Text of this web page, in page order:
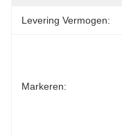
Levering Vermogen:
Markeren: